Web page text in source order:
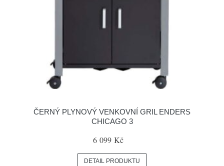
ČERNÝ PLYNOVÝ VENKOVNÍ GRIL ENDERS
CHICAGO 3
6 099 Kč
DETAIL PRODUKTU